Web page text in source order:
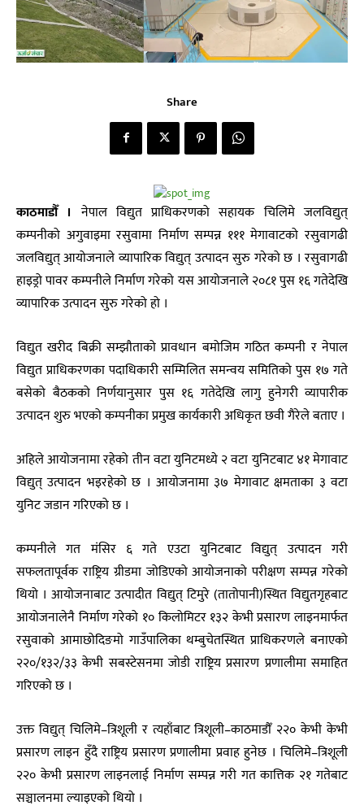
Share
काठमाडौँ ।नेपाल विद्युत प्राधिकरणको सहायक चिलिमे जलविद्युत्
कम्पनीको अगुवाइमा रसुवामा निर्माण सम्पन्न १११ मेगावाटको रसुवागढी
जलविद्युत् आयोजनाले व्यापारिक विद्युत् उत्पादन सुरु गरेको छ । रसुवागढी
हाइड्रो पावर कम्पनीले निर्माण गरेको यस आयोजनाले २०८१ पुस १६ गतेदेखि
व्यापारिक उत्पादन सुरु गरेको हो ।
विद्युत खरीद बिक्री सम्झौताको प्रावधान बमोजिम गठित कम्पनी र नेपाल
विद्युत प्राधिकरणका पदाधिकारी सम्मिलित समन्वय समितिको पुस १७ गते
बसेको बैठकको निर्णयानुसार पुस १६ गतेदेखि लागु हुनेगरी व्यापारीक
उत्पादन शुरु भएको कम्पनीका प्रमुख कार्यकारी अधिकृत छवी गैरेले बताए ।
अहिले आयोजनामा रहेको तीन वटा युनिटमध्ये २ वटा युनिटबाट ४१ मेगावाट
विद्युत् उत्पादन भइरहेको छ । आयोजनामा ३७ मेगावाट क्षमताका ३ वटा
युनिट जडान गरिएको छ ।
कम्पनीले गत मंसिर ६ गते एउटा युनिटबाट विद्युत् उत्पादन गरी
सफलतापूर्वक राष्ट्रिय ग्रीडमा जोडिएको आयोजनाको परीक्षण सम्पन्न गरेको
थियो । आयोजनाबाट उत्पादीत विद्युत् टिमुरे (तातोपानी)स्थित विद्युतगृहबाट
आयोजनालेनै निर्माण गरेको १० किलोमिटर १३२ केभी प्रसारण लाइनमार्फत
रसुवाको आमाछोदिङमो गाउँपालिका थम्बुचेतस्थित प्राधिकरणले बनाएको
२२०/१३२/३३ केभी सबस्टेसनमा जोडी राष्ट्रिय प्रसारण प्रणालीमा समाहित
गरिएको छ ।
उक्त विद्युत् चिलिमे–त्रिशूली र त्यहाँबाट त्रिशूली–काठमाडौँ २२० केभी केभी
प्रसारण लाइन हुँदै राष्ट्रिय प्रसारण प्रणालीमा प्रवाह हुनेछ । चिलिमे–त्रिशूली
२२० केभी प्रसारण लाइनलाई निर्माण सम्पन्न गरी गत कात्तिक २१ गतेबाट
सञ्चालनमा ल्याइएको थियो ।